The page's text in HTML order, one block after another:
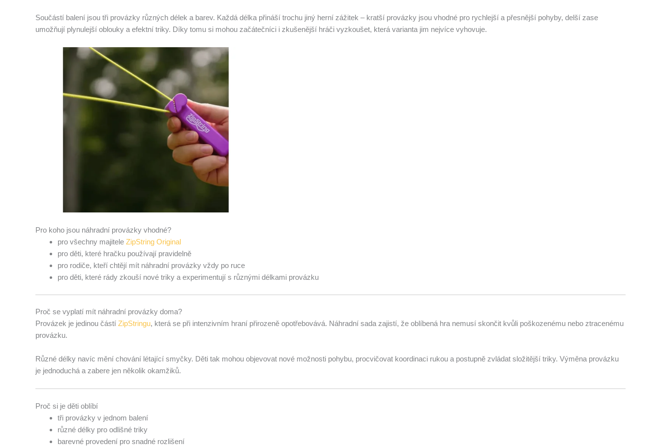
Součástí balení jsou tři provázky různých délek a barev. Každá délka přináší trochu jiný herní zážitek – kratší provázky jsou vhodné pro rychlejší a přesnější pohyby, delší zase
umožňují plynulejší oblouky a efektní triky. Díky tomu si mohou začátečníci i zkušenější hráči vyzkoušet, která varianta jim nejvíce vyhovuje.
Pro koho jsou náhradní provázky vhodné?
pro všechny majitele ZipString Original
pro děti, které hračku používají pravidelně
pro rodiče, kteří chtějí mít náhradní provázky vždy po ruce
pro děti, které rády zkouší nové triky a experimentují s různými délkami provázku
Proč se vyplatí mít náhradní provázky doma?
Provázek je jedinou částí ZipStringu, která se při intenzivním hraní přirozeně opotřebovává. Náhradní sada zajistí, že oblíbená hra nemusí skončit kvůli poškozenému nebo ztracenému
provázku.
Různé délky navíc mění chování létající smyčky. Děti tak mohou objevovat nové možnosti pohybu, procvičovat koordinaci rukou a postupně zvládat složitější triky. Výměna provázku
je jednoduchá a zabere jen několik okamžiků.
Proč si je děti oblíbí
tři provázky v jednom balení
různé délky pro odlišné triky
barevné provedení pro snadné rozlišení